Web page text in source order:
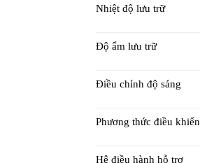
Nhiệt độ lưu trữ
Độ ẩm lưu trữ
Điều chỉnh độ sáng
Phương thức điều khiển
Hệ điều hành hỗ trợ